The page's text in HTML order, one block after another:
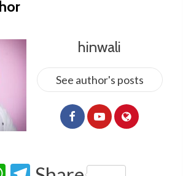
hinwali
See author's posts